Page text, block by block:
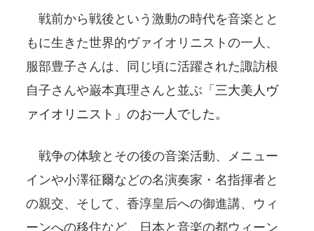
戦前から戦後という激動の時代を音楽とと
もに生きた世界的ヴァイオリニストの一人、
服部豊子さんは、同じ頃に活躍された諏訪根
自子さんや巌本真理さんと並ぶ「三大美人ヴ
ァイオリニスト」のお一人でした。
戦争の体験とその後の音楽活動、メニュー
インや小澤征爾などの名演奏家・名指揮者と
の親交、そして、香淳皇后への御進講、ウィ
ーンへの移住など、日本と音楽の都ウィーン